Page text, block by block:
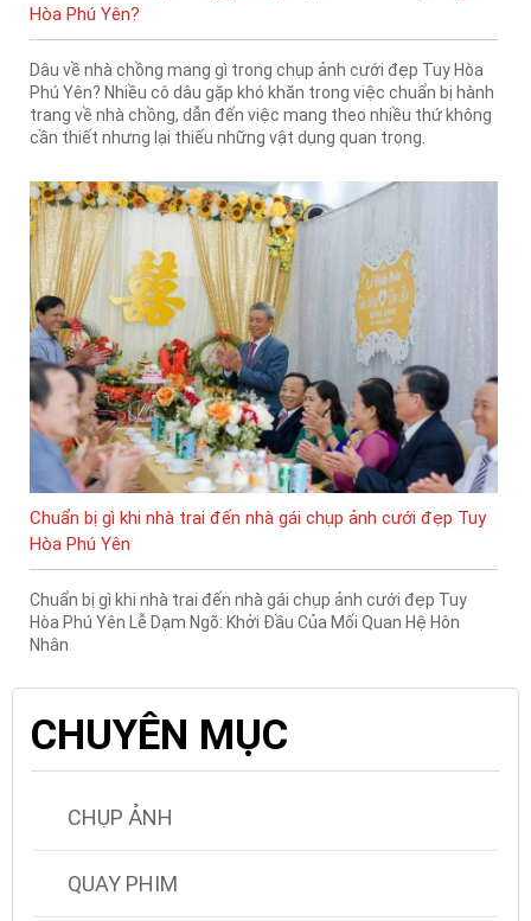
Hòa Phú Yên?
Dâu về nhà chồng mang gì trong chụp ảnh cưới đẹp Tuy Hòa
Phú Yên? Nhiều cô dâu gặp khó khăn trong việc chuẩn bị hành
trang về nhà chồng, dẫn đến việc mang theo nhiều thứ không
cần thiết nhưng lại thiếu những vật dụng quan trọng.
Chuẩn bị gì khi nhà trai đến nhà gái chụp ảnh cưới đẹp Tuy
Hòa Phú Yên
Chuẩn bị gì khi nhà trai đến nhà gái chụp ảnh cưới đẹp Tuy
Hòa Phú Yên Lễ Dạm Ngõ: Khởi Đầu Của Mối Quan Hệ Hôn
Nhân
CHUYÊN MỤC
CHỤP ẢNH
QUAY PHIM